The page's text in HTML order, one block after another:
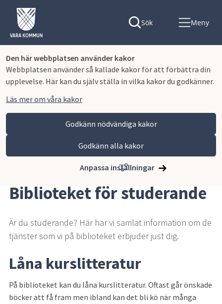
Den här webbplatsen använder kakor
Webbplatsen använder så kallade kakor för att förbättra din
upplevelse. Här kan du själv ställa in vilka kakor du godkänner.
Läs mer om våra kakor
Godkänn nödvändiga kakor
Godkänn alla kakor
Anpassa inställningar
Sök Meny
Vara kommun Uppleva och göra
Bibliotek
Biblioteket för studerande
Biblioteket för studerande
Är du studerande? Här har vi samlat information om de
tjänster som vi på biblioteket erbjuder just dig.
Låna kurslitteratur
På biblioteket kan du låna kurslitteratur. Oftast går önskade
böcker att få fram men ibland kan det bli kö när många